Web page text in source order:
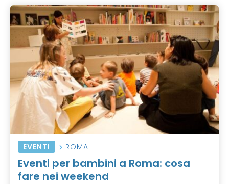
EVENTI ROMA
Eventi per bambini a Roma: cosa
fare nei weekend